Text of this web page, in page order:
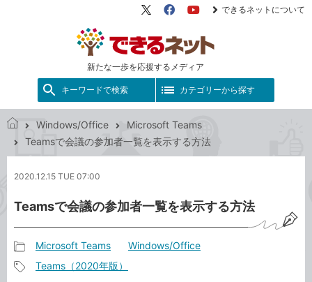
新たな一歩を応援するメディア
X（旧
FacebookYouTube
できるネットについて
キーワードで検索 カテゴリーから探す
で
ネ
ト
Windows/Office
Microsoft Teams
Teamsで会議の参加者一覧を表示する方法
2020.12.15 TUE 07:00
Teamsで会議の参加者一覧を表示する方法
事
Microsoft Teams Windows/Office
Teams（2020年版）